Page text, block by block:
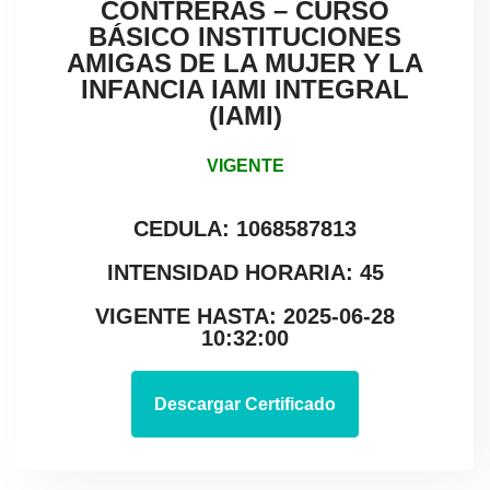
CONTRERAS – CURSO
BÁSICO INSTITUCIONES
AMIGAS DE LA MUJER Y LA
INFANCIA IAMI INTEGRAL
(IAMI)
VIGENTE
CEDULA: 1068587813
INTENSIDAD HORARIA: 45
VIGENTE HASTA: 2025-06-28
10:32:00
Descargar Certificado